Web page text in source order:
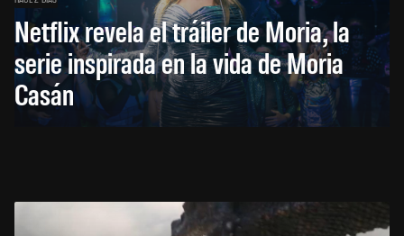
Netflix revela el tráiler de Moria, la
serie inspirada en la vida de Moria
Casán